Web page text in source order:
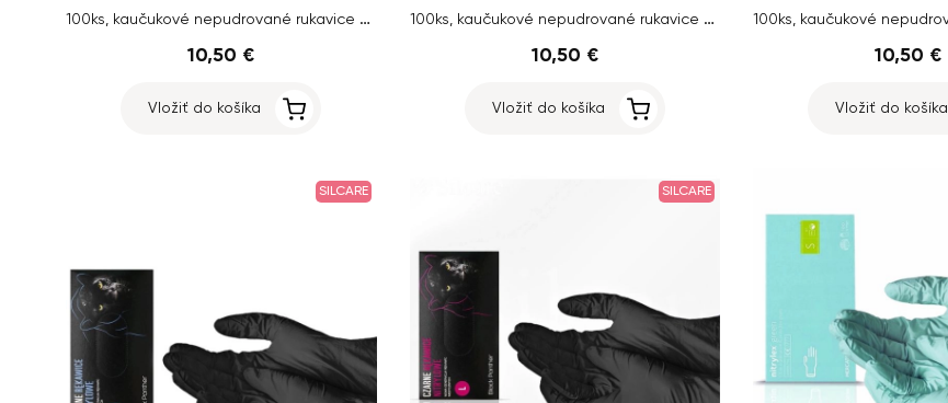
100ks, kaučukové nepudrované rukavice – veľkosť S
10,50 €
Vložiť do košíka
100ks, kaučukové nepudrované rukavice – veľkosť L
10,50 €
Vložiť do košíka
10,50 €
Vložiť do košíka
SILCARE SILCARE